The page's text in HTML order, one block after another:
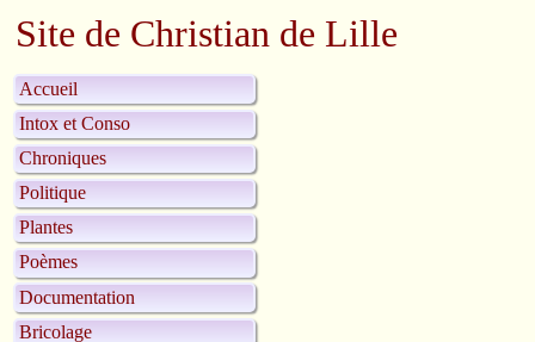
Site de Christian de Lille
Accueil
Intox et Conso
Chroniques
Politique
Plantes
Poèmes
Documentation
Bricolage